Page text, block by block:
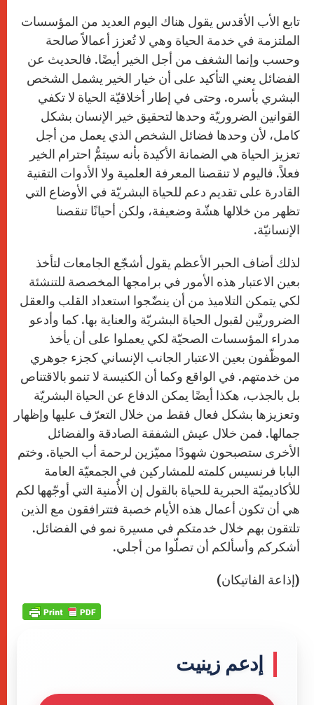
تابع الأب الأقدس يقول هناك اليوم العديد من المؤسسات
الملتزمة في خدمة الحياة وهي لا تُعزز أعمالاً صالحة
وحسب وإنما الشغف من أجل الخير أيضًا. فالحديث عن
الفضائل يعني التأكيد على أن خيار الخير يشمل الشخص
البشري بأسره. وحتى في إطار أخلاقيّة الحياة لا تكفي
القوانين الضروريّة وحدها لتحقيق خير الإنسان بشكل
كامل، لأن وحدها فضائل الشخص الذي يعمل من أجل
تعزيز الحياة هي الضمانة الأكيدة بأنه سيتمُّ احترام الخير
فعلاً. فاليوم لا تنقصنا المعرفة العلمية ولا الأدوات التقنية
القادرة على تقديم دعم للحياة البشريّة في الأوضاع التي
تظهر من خلالها هشّة وضعيفة، ولكن أحيانًا تنقصنا
الإنسانيّة.
لذلك أضاف الحبر الأعظم يقول أشجّع الجامعات لتأخذ
بعين الاعتبار هذه الأمور في برامجها المخصصة للتنشئة
لكي يتمكن التلاميذ من أن ينضّجوا استعداد القلب والعقل
الضروريَّين لقبول الحياة البشريّة والعناية بها. كما وأدعو
مدراء المؤسسات الصحيّة لكي يعملوا على أن يأخذ
الموظّفون بعين الاعتبار الجانب الإنساني كجزء جوهري
من خدمتهم. في الواقع وكما أن الكنيسة لا تنمو بالاقتناص
بل بالجذب، هكذا أيضًا يمكن الدفاع عن الحياة البشريّة
وتعزيزها بشكل فعال فقط من خلال التعرّف عليها وإظهار
جمالها. فمن خلال عيش الشفقة الصادقة والفضائل
الأخرى ستصبحون شهودًا مميّزين لرحمة أب الحياة. وختم
البابا فرنسيس كلمته للمشاركين في الجمعيّة العامة
للأكاديميّة الحبرية للحياة بالقول إن الأُمنية التي أوجّهها لكم
هي أن تكون أعمال هذه الأيام خصبة فتترافقون مع الذين
تلتقون بهم خلال خدمتكم في مسيرة نمو في الفضائل.
أشكركم وأسألكم أن تصلّوا من أجلي.
(إذاعة الفاتيكان)
إدعم زينيت